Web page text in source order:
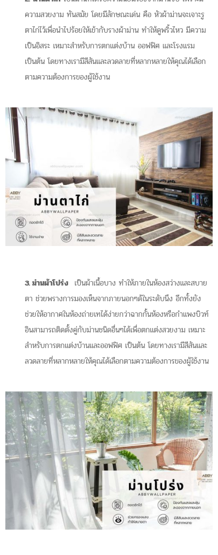
ความสวยงาม ทันสมัย โดยมีลักษณะเด่น คือ หัวผ้าม่านจะเจาะรู
ตาไก่ไว้เพื่อนำไปร้อยให้เข้ากับรางผ้าม่าน ทำให้ดูพริ้วไหว มีความ
เป็นอิสระ เหมาะสำหรับการตกแต่งบ้าน ออฟฟิศ และโรงแรม
เป็นต้น โดยทางเรามีสีสันและลวดลายที่หลากหลายให้คุณได้เลือก
ตามความต้องการของผู้ใช้งาน
3. ม่านผ้าโปร่ง เป็นผ้าเนื้อบาง ทำให้ภายในห้องสว่างและสบาย
ตา ช่วยพรางการมองเห็นจากภายนอกๆด้ในระดับนึง อีกทั้งยัง
ช่วยให้อากาศในห้องถ่ายเทได้ง่ายกว่าฉากกั้นห้องหรือกำแพงบิวท์
อินสามารถติดตั้งคู่กับม่านชนิดอื่นๆได้เพื่อตกแต่งสวยงาม เหมาะ
สำหรับการตกแต่งบ้านและออฟฟิศ เป็นต้น โดยทางเรามีสีสันและ
ลวดลายที่หลากหลายให้คุณได้เลือกตามความต้องการของผู้ใช้งาน